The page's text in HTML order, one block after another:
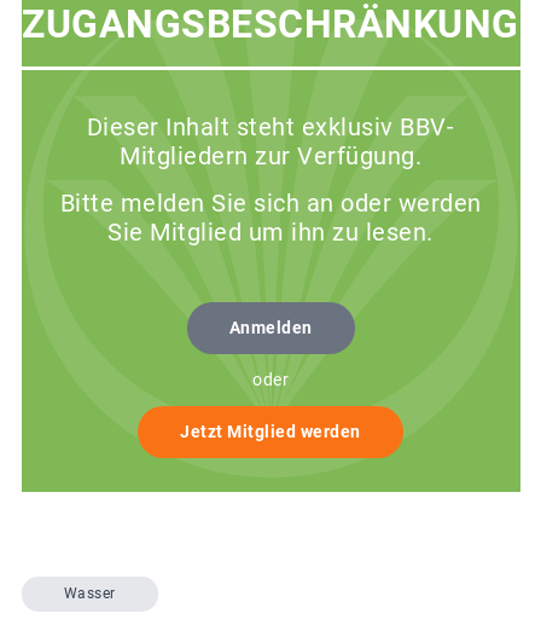
ZUGANGSBESCHRÄNKUNG
Dieser Inhalt steht exklusiv BBV-
Mitgliedern zur Verfügung.
Bitte melden Sie sich an oder werden
Sie Mitglied um ihn zu lesen.
Anmelden
oder
Jetzt Mitglied werden
Wasser